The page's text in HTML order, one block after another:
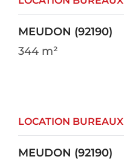
MEUDON (92190)
344 m²
LOCATION BUREAUX
MEUDON (92190)